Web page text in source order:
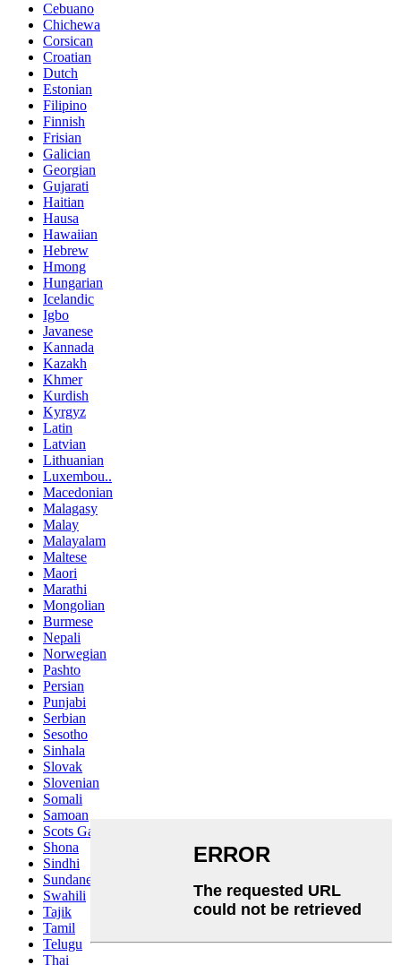
Cebuano
Chichewa
Corsican
Croatian
Dutch
Estonian
Filipino
Finnish
Frisian
Galician
Georgian
Gujarati
Haitian
Hausa
Hawaiian
Hebrew
Hmong
Hungarian
Icelandic
Igbo
Javanese
Kannada
Kazakh
Khmer
Kurdish
Kyrgyz
Latin
Latvian
Lithuanian
Luxembou..
Macedonian
Malagasy
Malay
Malayalam
Maltese
Maori
Marathi
Mongolian
Burmese
Nepali
Norwegian
Pashto
Persian
Punjabi
Serbian
Sesotho
Sinhala
Slovak
Slovenian
Somali
Samoan
Scots Gaelic
Shona
Sindhi
Sundanese
Swahili
Tajik
Tamil
Telugu
Thai